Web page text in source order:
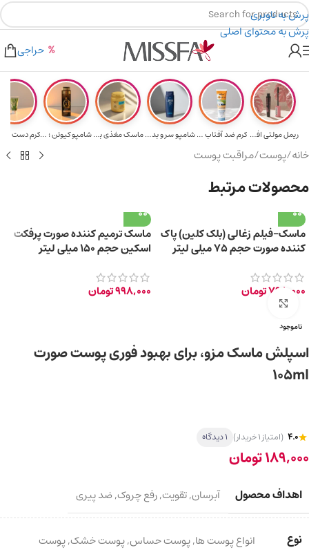
پرش به ناوبری
پرش به محتوای اصلی
۲٪ تخفیف روی سبد خرید برای روش کارت به کارت
هدیه برای خرید های بالای ۵ میلیون تومن
حراجی
ریمل مولتی افکت... کرم ضد آفتاب حا... شامپو سر و بدن ... ماسک مغذی بلیتا... شامپو کیوتن ؛ م...
خانه/پوست/مراقبت پوست
محصولات مرتبط
ماسک-فیلم زغالی (بلک کلین) پاک
کننده صورت حجم ۷۵ میلی لیتر
798,000تومان
ماسک ترمیم کننده صورت پرفکت
اسکین حجم ۱۵۰ میلی لیتر
998,000تومان
ناموجود
برای بزرگ‌نمایی کلیک کنید
اسپلش ماسک مزو، برای بهبود فوری پوست صورت
105ml
4.0 (امتیاز 1 خریدار) 1 دیدگاه
189,000تومان
اهداف محصول آبرسان,تقویت,رفع چروک,ضد پیری
نوع انواع پوست ها,پوست حساس,پوست خشک,پوست